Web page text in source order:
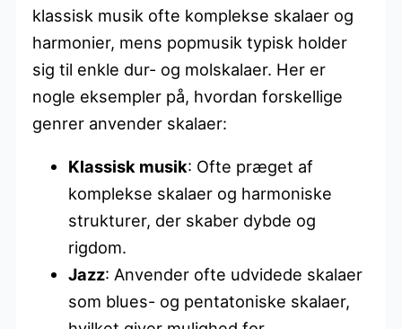
klassisk musik ofte komplekse skalaer og
harmonier, mens popmusik typisk holder
sig til enkle dur- og molskalaer. Her er
nogle eksempler på, hvordan forskellige
genrer anvender skalaer:
Klassisk musik: Ofte præget af
komplekse skalaer og harmoniske
strukturer, der skaber dybde og
rigdom.
Jazz: Anvender ofte udvidede skalaer
som blues- og pentatoniske skalaer,